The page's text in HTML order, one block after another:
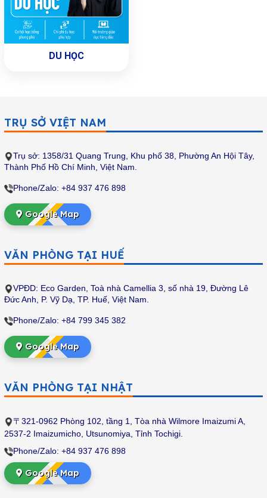
DU HỌC
TRỤ SỞ VIỆT NAM
Trụ sở: 1358/31 Quang Trung, Khu phố 38, Phường An Hội Tây,
Thành Phố Hồ Chí Minh, Việt Nam.
Phone/Zalo: +84 937 476 898
Google Map
VĂN PHÒNG TẠI HUẾ
VPĐD: Eco Garden, Toà nhà Camellia 3, số nhà 19, Đường Lê
Đức Anh, P. Vỹ Dạ, TP. Huế, Việt Nam.
Phone/Zalo: +84 799 345 382
Google Map
VĂN PHÒNG TẠI NHẬT
〒321-0962 Phòng 102, tầng 1, Tòa nhà Wilmore Imaizumi A,
2537-2 Imaizumicho, Utsunomiya, Tỉnh Tochigi.
Phone/Zalo: +84 937 476 898
Google Map